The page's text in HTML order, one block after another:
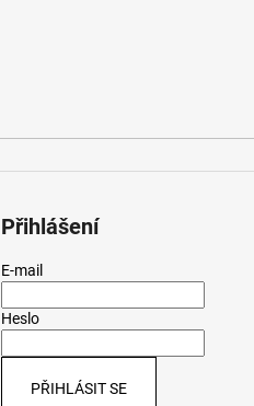
Přihlášení
E-mail
Heslo
PŘIHLÁSIT SE